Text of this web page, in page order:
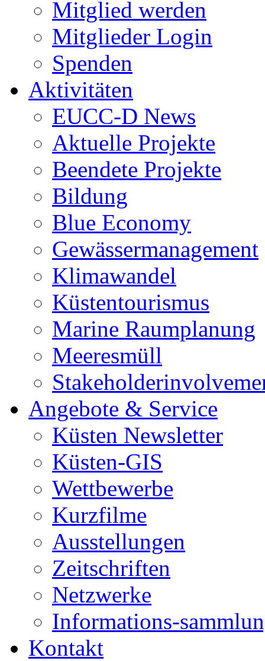
Mitglied werden
Mitglieder Login
Spenden
Aktivitäten
EUCC-D News
Aktuelle Projekte
Beendete Projekte
Bildung
Blue Economy
Gewässermanagement
Klimawandel
Küstentourismus
Marine Raumplanung
Meeresmüll
Angebote & Service
Küsten Newsletter
Küsten-GIS
Wettbewerbe
Kurzfilme
Ausstellungen
Zeitschriften
Netzwerke
Informations-
Kontakt